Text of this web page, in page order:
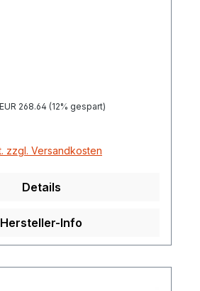
Regulärer Preis:
EUR 268.64 (12% gespart)
zzgl. Versandkosten
Details
Hersteller-Info